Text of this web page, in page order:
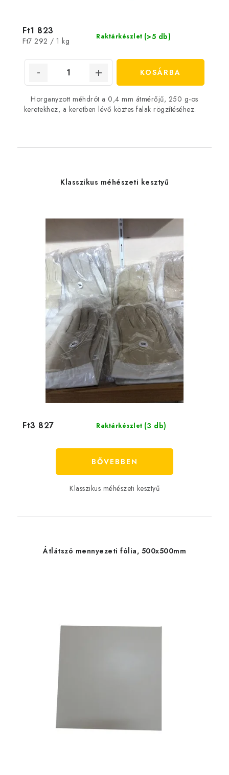
Raktárkészlet (>5 db)
Ft1 823
Egységár:
Ft7 292 / 1 kg
KOSÁRBA
Horganyzott méhdrót a 0,4 mm átmérőjű, 250 g-os
keretekhez, a keretben lévő köztes falak rögzítéséhez.
Klasszikus méhészeti kesztyű
Raktárkészlet (3 db)
Ft3 827
BŐVEBBEN
Klasszikus méhészeti kesztyű
Átlátszó mennyezeti fólia, 500x500mm